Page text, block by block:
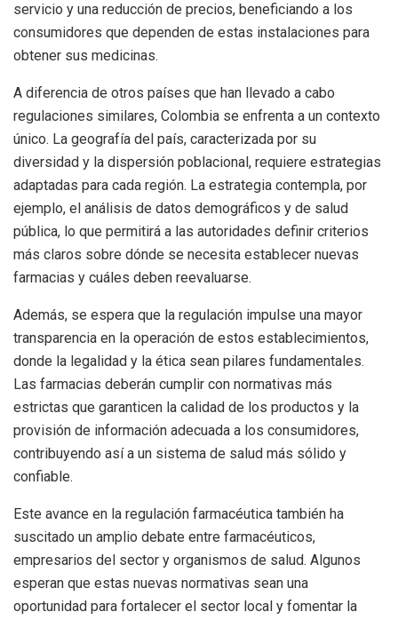
servicio y una reducción de precios, beneficiando a los
consumidores que dependen de estas instalaciones para
obtener sus medicinas.
A diferencia de otros países que han llevado a cabo
regulaciones similares, Colombia se enfrenta a un contexto
único. La geografía del país, caracterizada por su
diversidad y la dispersión poblacional, requiere estrategias
adaptadas para cada región. La estrategia contempla, por
ejemplo, el análisis de datos demográficos y de salud
pública, lo que permitirá a las autoridades definir criterios
más claros sobre dónde se necesita establecer nuevas
farmacias y cuáles deben reevaluarse.
Además, se espera que la regulación impulse una mayor
transparencia en la operación de estos establecimientos,
donde la legalidad y la ética sean pilares fundamentales.
Las farmacias deberán cumplir con normativas más
estrictas que garanticen la calidad de los productos y la
provisión de información adecuada a los consumidores,
contribuyendo así a un sistema de salud más sólido y
confiable.
Este avance en la regulación farmacéutica también ha
suscitado un amplio debate entre farmacéuticos,
empresarios del sector y organismos de salud. Algunos
esperan que estas nuevas normativas sean una
oportunidad para fortalecer el sector local y fomentar la